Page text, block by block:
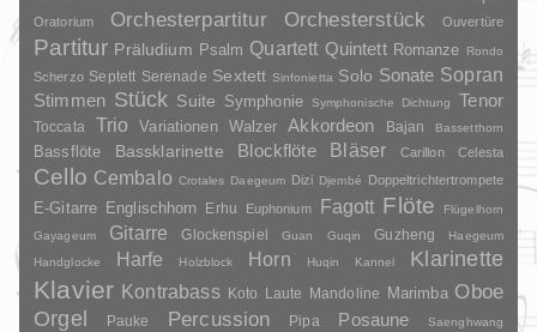
Oratorium Orchesterpartitur Orchesterstück Ouvertüre
Partitur Präludium Psalm Quartett Quintett Romanze Rondo
Scherzo Septett Serenade Sextett Sinfonietta Solo Sonate Sopran
Stimmen Stück Suite Symphonie Symphonische Dichtung Tenor
Toccata Trio Variationen Walzer Akkordeon Bajan Bassetthorn
Bassflöte Bassklarinette Blockflöte Bläser Carillon Celesta
Cello Cembalo Crotales Daegeum Dizi Djembé Doppeltrichtertrompete
E-Gitarre Englischhorn Erhu Euphonium Fagott Flöte
Flügelhorn
Gayageum
Gitarre Glockenspiel Guan Guqin Guzheng
Haegeum
Handglocke
Harfe Holzblock Horn Huqin Kannel Klarinette
Klavier Kontrabass Koto Laute Mandoline Marimba Oboe
Orgel Pauke Percussion Pipa Posaune Saenghwang